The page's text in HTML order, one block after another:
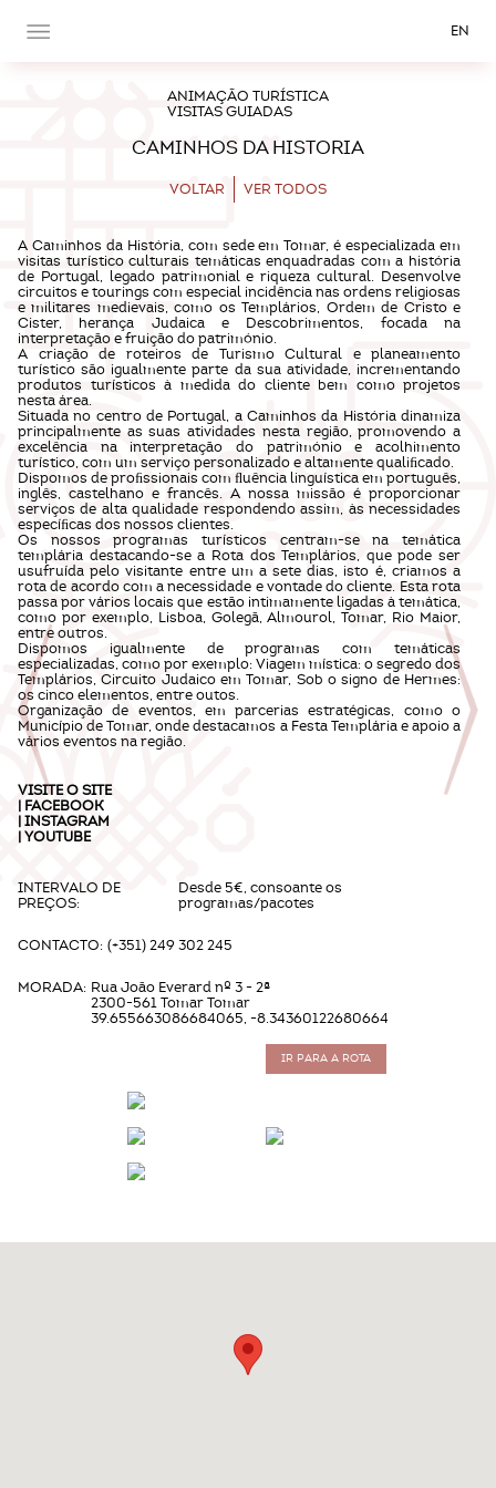
EN
ANIMAÇÃO TURÍSTICA
VISITAS GUIADAS
CAMINHOS DA HISTORIA
VOLTAR VER TODOS
A Caminhos da História, com sede em Tomar, é especializada em
visitas turístico culturais temáticas enquadradas com a história
de Portugal, legado patrimonial e riqueza cultural. Desenvolve
circuitos e tourings com especial incidência nas ordens religiosas
e militares medievais, como os Templários, Ordem de Cristo e
Cister, herança Judaica e Descobrimentos, focada na
interpretação e fruição do património.
A criação de roteiros de Turismo Cultural e planeamento
turístico são igualmente parte da sua atividade, incrementando
produtos turísticos à medida do cliente bem como projetos
nesta área.
Situada no centro de Portugal, a Caminhos da História dinamiza
principalmente as suas atividades nesta região, promovendo a
excelência na interpretação do património e acolhimento
turístico, com um serviço personalizado e altamente qualiﬁcado.
Dispomos de proﬁssionais com ﬂuência linguística em português,
inglês, castelhano e francês. A nossa missão é proporcionar
serviços de alta qualidade respondendo assim, às necessidades
especíﬁcas dos nossos clientes.
Os nossos programas turísticos centram-se na temática
templária destacando-se a Rota dos Templários, que pode ser
usufruída pelo visitante entre um a sete dias, isto é, criamos a
rota de acordo com a necessidade e vontade do cliente. Esta rota
passa por vários locais que estão intimamente ligadas à temática,
como por exemplo, Lisboa, Golegã, Almourol, Tomar, Rio Maior,
entre outros.
Dispomos igualmente de programas com temáticas
especializadas, como por exemplo: Viagem mística: o segredo dos
Templários, Circuito Judaico em Tomar, Sob o signo de Hermes:
os cinco elementos, entre outos.
Organização de eventos, em parcerias estratégicas, como o
Município de Tomar, onde destacamos a Festa Templária e apoio a
vários eventos na região.
VISITE OSITE
| FACEBOOK
|INSTAGRAM
|YOUTUBE
INTERVALO DE
PREÇOS:
Desde 5€, consoante os
programas/pacotes
CONTACTO: (+351) 249 302 245
MORADA: Rua João Everard nº 3 - 2ª
2300-561 Tomar Tomar
39.655663086684065, -8.34360122680664
IR PARA A ROTA